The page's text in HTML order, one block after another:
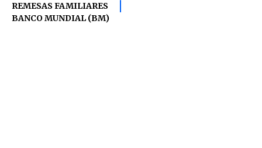
REMESAS FAMILIARES
BANCO MUNDIAL (BM)